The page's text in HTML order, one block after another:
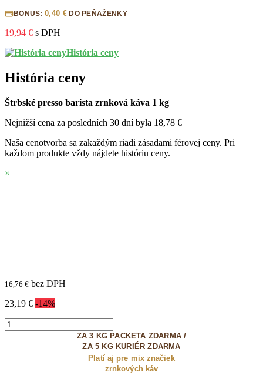
BONUS:0,40 €DO PEŇAŽENKY
19,94 € s DPH
História ceny
História ceny
Štrbské presso barista zrnková káva 1 kg
Nejnižší cena za posledních 30 dní byla 18,78 €
Naša cenotvorba sa zakaždým riadi zásadami férovej ceny. Pri
každom produkte vždy nájdete históriu ceny.
×
16,76 € bez DPH
23,19 € -14%
ZA 3 KG PACKETA ZDARMA /
ZA 5 KG KURIÉR ZDARMA
Platí aj pre mix značiek
zrnkových káv